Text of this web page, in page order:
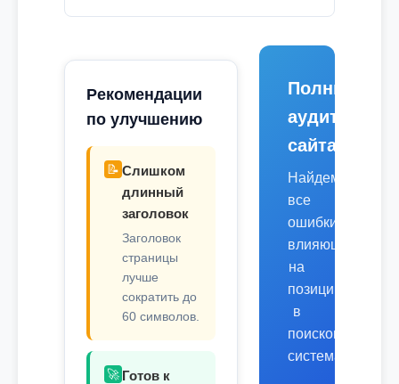
Рекомендации
по улучшению
📝 Слишком
длинный
заголовок
Заголовок
страницы
лучше
сократить до
60 символов.
🚀 Готов к
Полный
аудит
сайта
Найдем
все
ошибки,
влияющие
на
позиции
в
поисковых
системах.